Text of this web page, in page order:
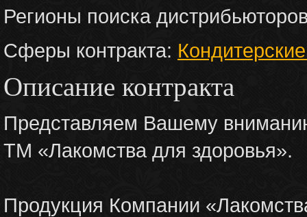
Регионы поиска
Сферы контракта:
Описание контракта
Представляем Вашему
ТМ «Лакомства для здоровья».
Продукция Компании